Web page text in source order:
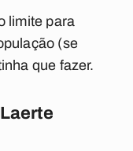
limite para
(se
que fazer.